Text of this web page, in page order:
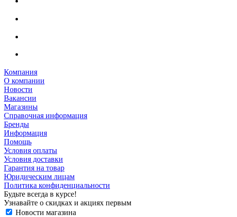
Компания
О компании
Новости
Вакансии
Магазины
Справочная информация
Бренды
Информация
Помощь
Условия оплаты
Условия доставки
Гарантия на товар
Юридическим лицам
Политика конфиденциальности
Будьте всегда в курсе!
Узнавайте о скидках и акциях первым
Новости магазина